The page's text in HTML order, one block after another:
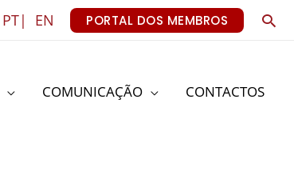
PT| EN PORTAL DOS MEMBROS
COMUNICAÇÃO CONTACTOS